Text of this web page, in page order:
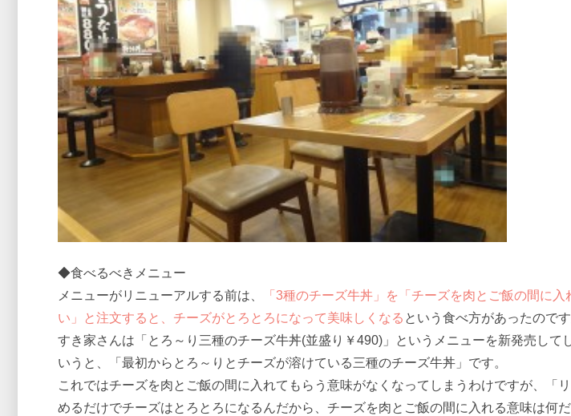
◆食べるべきメニュー
メニューがリニューアルする前は、
「3種のチーズ牛丼」を「チーズを肉とご飯の間に
い」と注文すると、チーズがとろとろになって美味しくなる という食べ方があったのです
すき家さんは「とろ～り三種のチーズ牛丼(並盛り￥490)」というメニューを新発売して
いうと、「最初からとろ～りとチーズが溶けている三種のチーズ牛丼」です。
これではチーズを肉とご飯の間に入れてもらう意味がなくなってしまうわけですが、「
めるだけでチーズはとろとろになるんだから、チーズを肉とご飯の間に入れる意味は何